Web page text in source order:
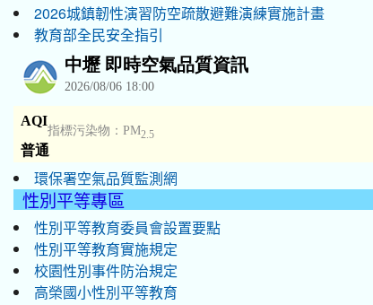
2026城鎮韌性演習防空疏散避難演練實施計畫
教育部全民安全指引
環保署空氣品質監測網
性別平等專區
性別平等教育委員會設置要點
性別平等教育實施規定
校園性別事件防治規定
高榮國小性別平等教育